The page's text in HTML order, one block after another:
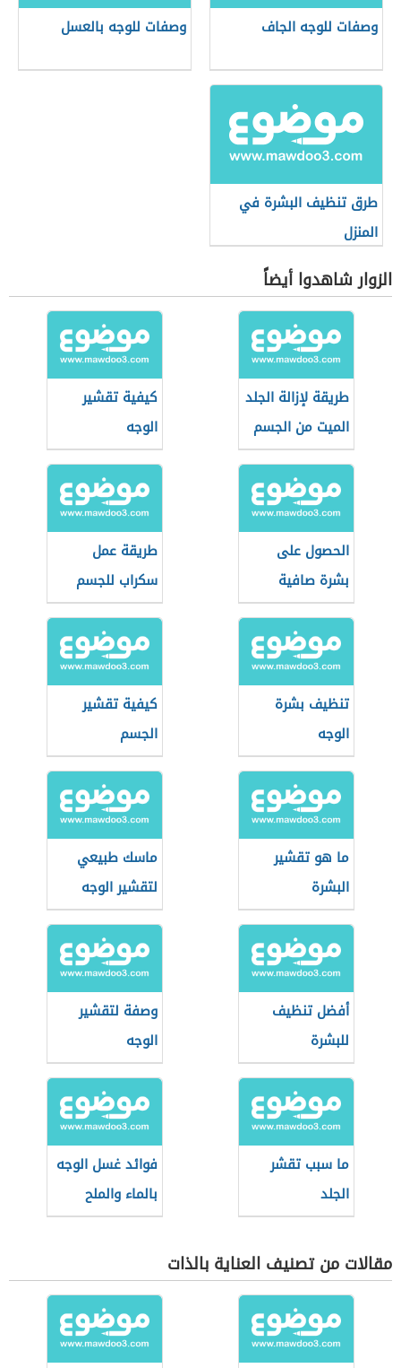
وصفات للوجه الجاف وصفات للوجه بالعسل
طرق تنظيف البشرة في
المنزل
الزوار شاهدوا أيضاً
طريقة لإزالة الجلد
الميت من الجسم
كيفية تقشير
الوجه
الحصول على
بشرة صافية
طريقة عمل
سكراب للجسم
بالقهوة
تنظيف بشرة
الوجه
كيفية تقشير
الجسم
ما هو تقشير
البشرة
ماسك طبيعي
لتقشير الوجه
أفضل تنظيف
للبشرة
وصفة لتقشير
الوجه
ما سبب تقشر
الجلد
فوائد غسل الوجه
بالماء والملح
مقالات من تصنيف العناية بالذات